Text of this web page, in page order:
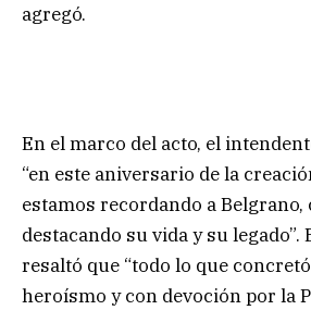
agregó.
En el marco del acto, el
“en este aniversario de la
estamos recordando a Belgrano,
destacando su vida y su legado”.
resaltó que “todo lo que
heroísmo y con devoción por la